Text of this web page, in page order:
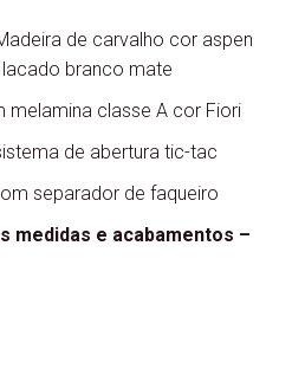
de carvalho cor aspen
branco mate
melamina classe A cor Fiori
de abertura tic-tac
separador de faqueiro
medidas e acabamentos –